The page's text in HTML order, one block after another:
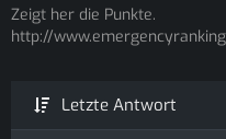
Zeigt her die Punkte.
http://
Letzte Antwort